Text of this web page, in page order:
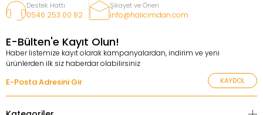
Destek Hattı
0546 253 00 82
Şikayet ve Öneri
info@halicimdan.com
E-Bülten'e Kayıt Olun!
Haber listemize kayıt olarak kampanyalardan, indirim ve yeni
ürünlerden ilk siz haberdar olabilirsiniz
KAYDOL